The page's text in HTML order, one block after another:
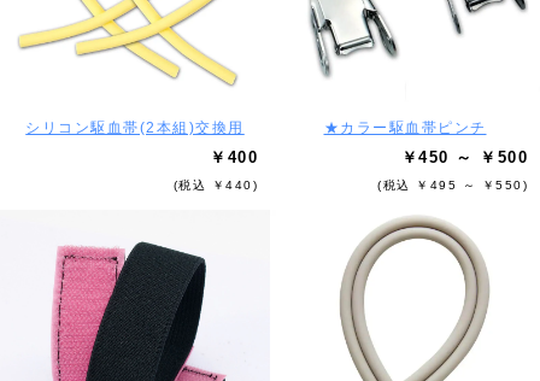
シリコン駆血帯(2本組)交換用
￥400
(税込 ￥440)
★カラー駆血帯ピンチ
￥450 ～ ￥500
(税込 ￥495 ～ ￥550)